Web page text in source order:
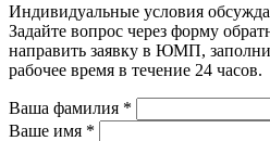
Индивидуальные условия
Задайте вопрос через форму
направить заявку в ЮМП,
рабочее время в течение 24 часов.
Ваша фамилия *
Ваше имя *